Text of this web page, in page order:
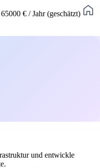
€ / Jahr (geschätzt)
und entwickle